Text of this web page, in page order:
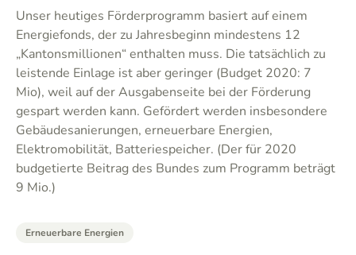
Unser heutiges Förderprogramm basiert auf einem
Energiefonds, der zu Jahresbeginn mindestens 12
„Kantonsmillionen“ enthalten muss. Die tatsächlich zu
leistende Einlage ist aber geringer (Budget 2020: 7
Mio), weil auf der Ausgabenseite bei der Förderung
gespart werden kann. Gefördert werden insbesondere
Gebäudesanierungen, erneuerbare Energien,
Elektromobilität, Batteriespeicher. (Der für 2020
budgetierte Beitrag des Bundes zum Programm beträgt
9 Mio.)
Erneuerbare Energien